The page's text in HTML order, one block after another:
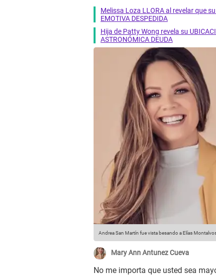
Melissa Loza LLORA al revelar que
EMOTIVA DESPEDIDA
Hija de Patty Wong revela su
ASTRONÓMICA DEUDA
Andrea San Martín fue vista besando a Elías
Mary Ann Antunez Cueva
No me importa que usted sea